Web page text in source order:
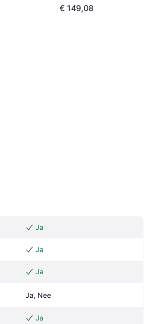
€ 149,08
Ja
Ja
Ja
Ja, Nee
Ja